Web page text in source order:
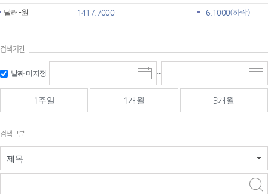
달러-원
1417.7000 6.1000(하락)
검색기간
날짜 미지정
시
작
일
선
~
종
료
선
1주일 1개월 3개월
검색구분
제목